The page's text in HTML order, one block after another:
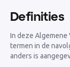
Definities
In deze Algemene
termen in de
anders is